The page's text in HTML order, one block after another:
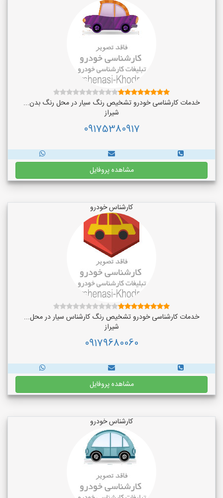
خدمات کارشناسی خودرو تشخیص رنگ سیار در محل رنگ بدن...
شیراز
09175380917
مشاهده پروفایل
کارشناس خودرو
خدمات کارشناسی خودرو تشخیص رنگ کارشناس سیار در محل...
شیراز
09179680060
مشاهده پروفایل
کارشناس خودرو